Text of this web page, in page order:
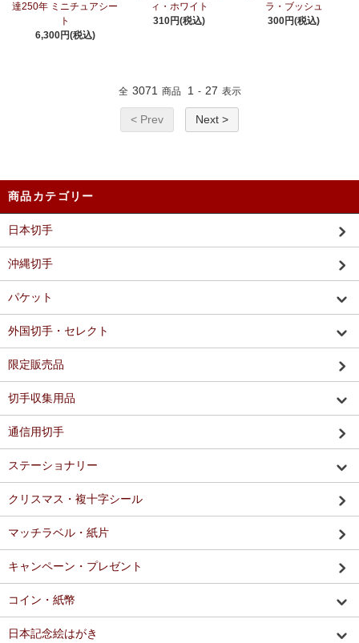
達250年 ミニチュアシー
ト
6,300円(税込)
ィ・ホワイト
310円(税込)
ラ・ブッシュ
300円(税込)
全 3071 商品 1 - 27 表示
< Prev Next >
商品カテゴリー
日本切手
沖縄切手
パケット
外国切手・セレクト
限定販売品
切手収集用品
通信用切手
ステーショナリー
クリスマス・複十字シール
マッチラベル・紙片
キャンペーン・プレゼント
コイン・紙幣
日本記念絵はがき